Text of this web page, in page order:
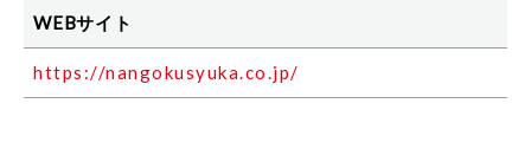
WEBサイト
https://nangokusyuka.co.jp/